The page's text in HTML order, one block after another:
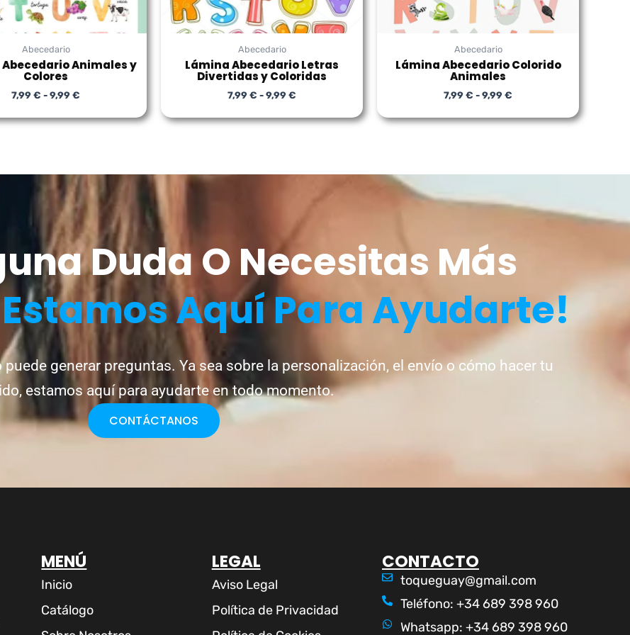
Abecedario
Animales y
Colores
7,99€ -9,99€
Abecedario
Lámina Abecedario Letras
Divertidas y Coloridas
7,99€ -9,99€
Abecedario
Lámina Abecedario Colorido
Animales
7,99€ -9,99€
Duda O Necesitas Más
Estamos Aquí Para Ayudarte!
generar preguntas. Ya sea sobre la personalización, el envío o cómo hacer tu
estamos aquí para ayudarte en todo momento.
CONTÁCTANOS
MENÚ
Inicio
Catálogo
LEGAL
Aviso Legal
Política de Privacidad
CONTACTO
toqueguay@gmail.com
Teléfono: +34 689 398 960
Whatsapp: +34 689 398 960